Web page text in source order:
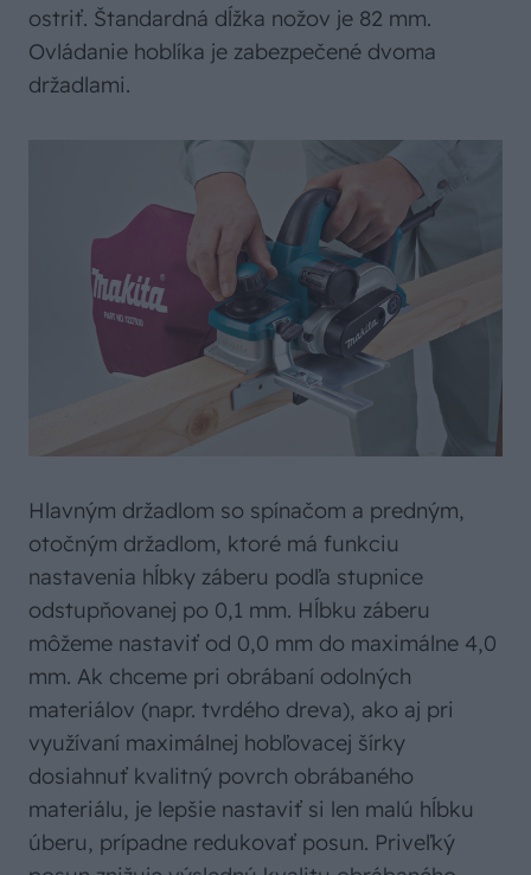
ostriť. Štandardná dĺžka nožov je 82 mm.
Ovládanie hoblíka je zabezpečené dvoma
držadlami.
Hlavným držadlom so spínačom a predným,
otočným držadlom, ktoré má funkciu
nastavenia hĺbky záberu podľa stupnice
odstupňovanej po 0,1 mm. Hĺbku záberu
môžeme nastaviť od 0,0 mm do maximálne 4,0
mm. Ak chceme pri obrábaní odolných
materiálov (napr. tvrdého dreva), ako aj pri
využívaní maximálnej hobľovacej šírky
dosiahnuť kvalitný povrch obrábaného
materiálu, je lepšie nastaviť si len malú hĺbku
úberu, prípadne redukovať posun. Priveľký